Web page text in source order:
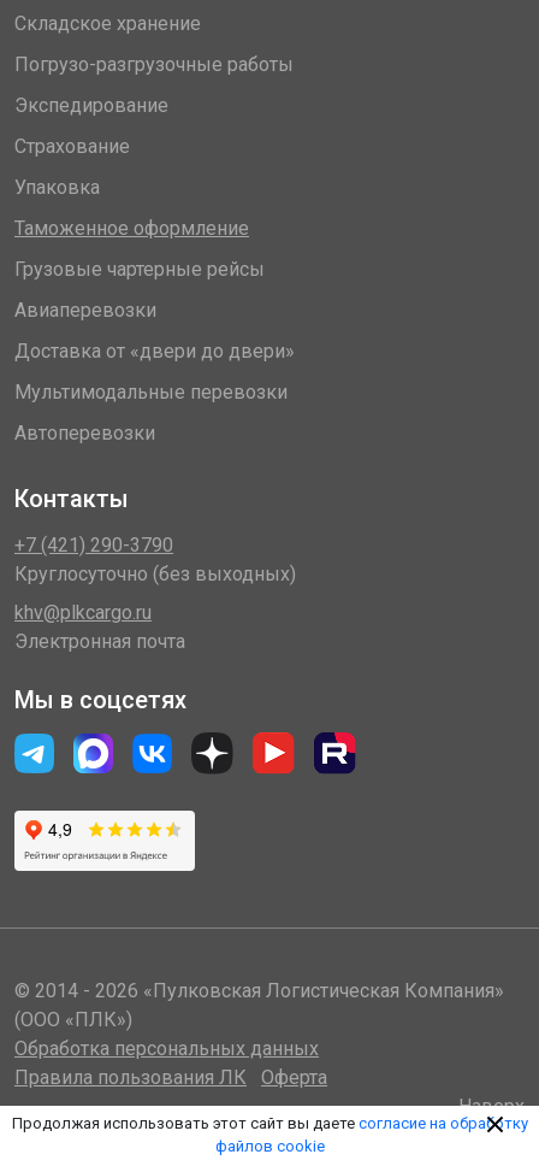
Складское хранение
Погрузо-разгрузочные работы
Экспедирование
Страхование
Упаковка
Таможенное оформление
Грузовые чартерные рейсы
Авиаперевозки
Доставка от «двери до двери»
Мультимодальные перевозки
Автоперевозки
Контакты
+7 (421) 290-3790
Круглосуточно (без выходных)
khv@plkcargo.ru
Электронная почта
Мы в соцсетях
© 2014 - 2026 «Пулковская Логистическая Компания»
(ООО «ПЛК»)
Обработка персональных данных
Правила пользования ЛК
Оферта
Наверх
Продолжая использовать этот сайт вы даете согласие на обработку
файлов cookie